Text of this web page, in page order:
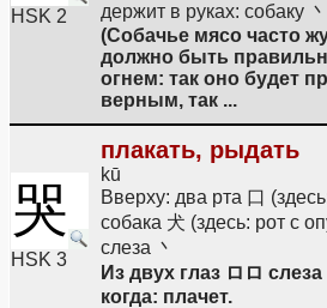
HSK 2
держит в руках: собаку
(Собачье мясо часто
должно быть
огнем: так оно будет
верным, так ...
哭
HSK 3
плакать, рыдать
kū
Вверху: два рта 口
собака 犬 (здесь: рот с
слеза 丶
Из двух глаз ロロ
когда: плачет.